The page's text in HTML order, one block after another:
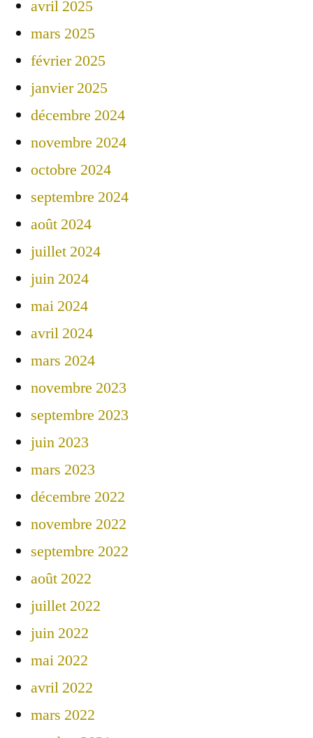
avril 2025
mars 2025
février 2025
janvier 2025
décembre 2024
novembre 2024
octobre 2024
septembre 2024
août 2024
juillet 2024
juin 2024
mai 2024
avril 2024
mars 2024
novembre 2023
septembre 2023
juin 2023
mars 2023
décembre 2022
novembre 2022
septembre 2022
août 2022
juillet 2022
juin 2022
mai 2022
avril 2022
mars 2022